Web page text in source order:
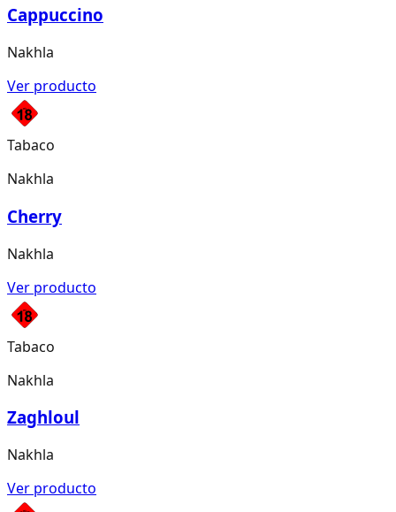
Cappuccino
Nakhla
Ver producto
Tabaco
Nakhla
Cherry
Nakhla
Ver producto
Tabaco
Nakhla
Zaghloul
Nakhla
Ver producto